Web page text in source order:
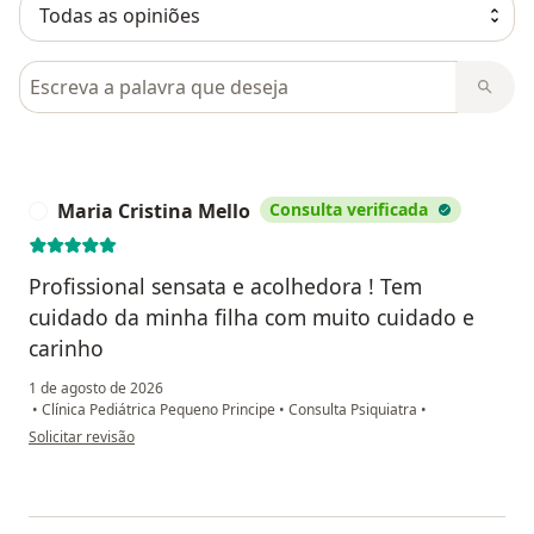
Pesquisar em opiniões
Maria Cristina Mello Consulta verificada
Profissional sensata e acolhedora ! Tem
cuidado da minha filha com muito cuidado e
carinho
1 de agosto de 2026
• Clínica Pediátrica Pequeno Principe • Consulta Psiquiatra •
na opinião do utilizador Maria Cristina Mello
Solicitar revisão